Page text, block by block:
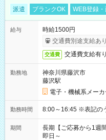
派遣 ブランクOK WEB登録
給与
時給1500円
交通費別途支給あり
交通費 交通費支給有り
勤務地
神奈川県藤沢市
藤沢駅
電子・機械系メーカ
勤務時間 8:00～16:45
期間
長期【ご応募から1週
即日～